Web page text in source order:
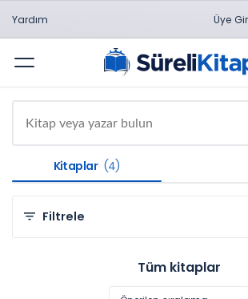
Yardım Üye
Menü
Kitaplar (4)
Filtrele
Tüm kitaplar